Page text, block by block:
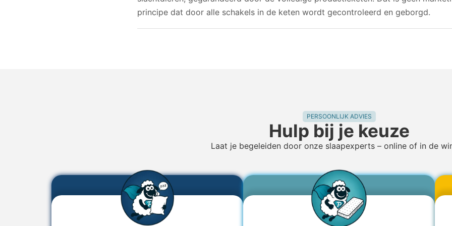
principe dat door alle schakels in de keten wordt gecontroleerd en geborgd.
PERSOONLIJK ADVIES
Hulp bij je keuze
Laat je begeleiden door onze slaapexperts – online of in de